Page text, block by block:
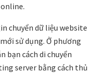
chuyển dữ liệu website
sử dụng. Ở phương
bạn cách di chuyển
server bằng cách thủ